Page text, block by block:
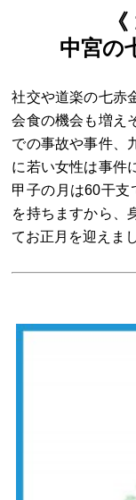
中宮の
社交や道楽の七赤
会食の機会も増え
での事故や事件、
に若い女性は事件
甲子の月は60干支
を持ちますから、
てお正月を迎えま